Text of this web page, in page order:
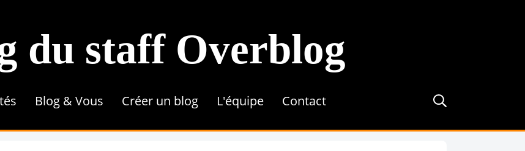
du staff Overblog
Blog & Vous
Créer un blog
L'équipe
Contact